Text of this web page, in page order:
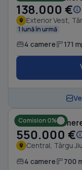
138.000 €
Exterior Vest,
1 lună în urmă
4 camere 171
Comision 0%
Casă cu 4
550.000 €
Central, Târgu Jiu
4 camere 700